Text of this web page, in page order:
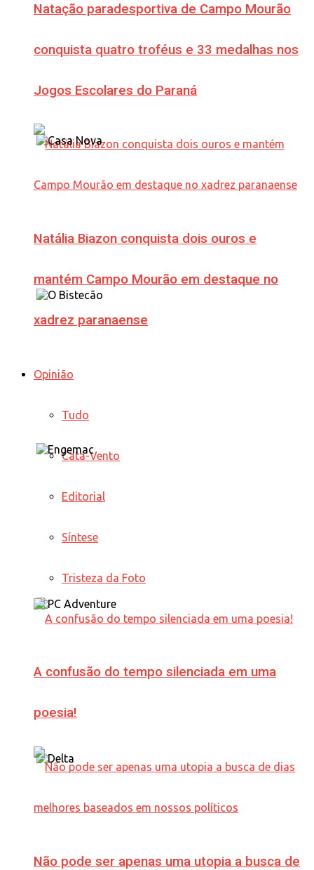
Natação paradesportiva de Campo Mourão
conquista quatro troféus e 33 medalhas nos
Jogos Escolares do Paraná
Natália Biazon conquista dois ouros e
mantém Campo Mourão em destaque no
xadrez paranaense
Opinião
Tudo
Cata-Vento
Editorial
Síntese
Tristeza da Foto
A confusão do tempo silenciada em uma
poesia!
Não pode ser apenas uma utopia a busca de